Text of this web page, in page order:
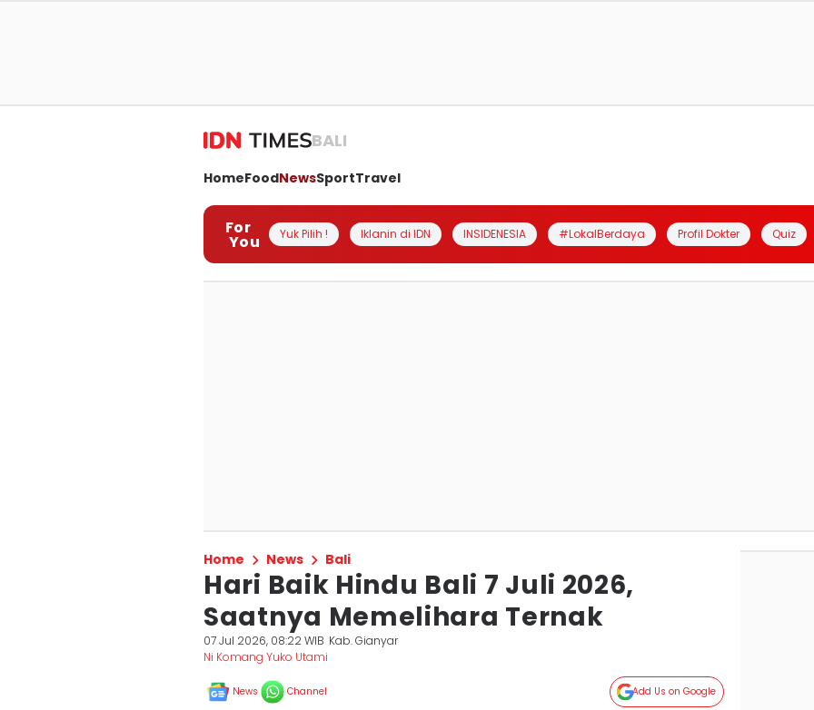
BALI
HomeFoodNewsSportTravel
For
You Yuk Pilih ! Iklanin di IDN INSIDENESIA #LokalBerdaya Profil Dokter Quiz
Home News Bali
Hari Baik Hindu Bali 7 Juli 2026,
Saatnya Memelihara Ternak
07 Jul 2026, 08:22 WIB Kab. Gianyar
Ni Komang Yuko Utami
News Channel Add Us on Google